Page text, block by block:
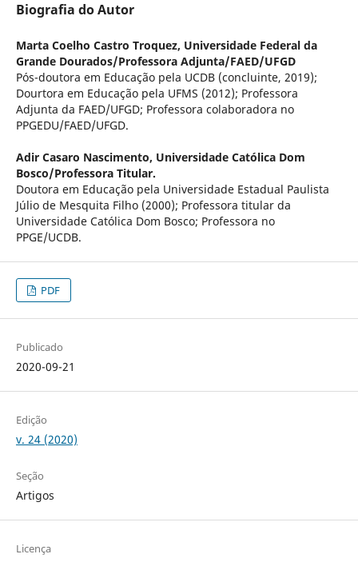
Biografia do Autor
Marta Coelho Castro Troquez, Universidade Federal da
Grande Dourados/Professora Adjunta/FAED/UFGD
Pós-doutora em Educação pela UCDB (concluinte, 2019);
Dourtora em Educação pela UFMS (2012); Professora
Adjunta da FAED/UFGD; Professora colaboradora no
PPGEDU/FAED/UFGD.
Adir Casaro Nascimento, Universidade Católica Dom
Bosco/Professora Titular.
Doutora em Educação pela Universidade Estadual Paulista
Júlio de Mesquita Filho (2000); Professora titular da
Universidade Católica Dom Bosco; Professora no
PPGE/UCDB.
PDF
Publicado
2020-09-21
Edição
v. 24 (2020)
Seção
Artigos
Licença